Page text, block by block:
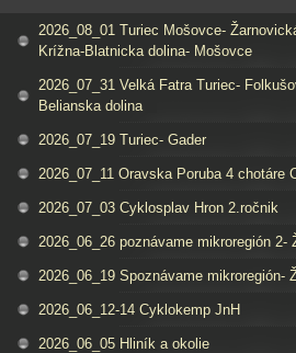
2026_08_01 Turiec Mošovce-
Krížna-Blatnicka dolina- Mošovce
2026_07_31 Velká Fatra Turiec-
Belianska dolina
2026_07_19 Turiec- Gader
2026_07_11 Oravska Poruba 4 chotáre
2026_07_03 Cyklosplav Hron 2.ročnik
2026_06_26 poznávame mikroregión 2-
2026_06_19 Spoznávame mikroregión-
2026_06_12-14 Cyklokemp JnH
2026_06_05 Hliník a okolie